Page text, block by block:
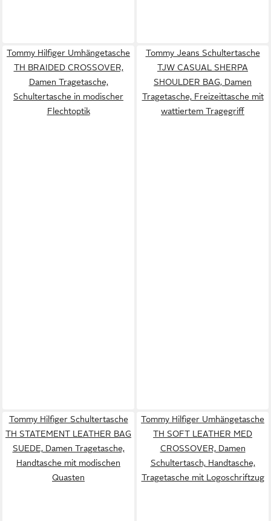
Tommy Hilfiger Umhängetasche
TH BRAIDED CROSSOVER,
Damen Tragetasche,
Schultertasche in modischer
Flechtoptik
Tommy Jeans Schultertasche
TJW CASUAL SHERPA
SHOULDER BAG, Damen
Tragetasche, Freizeittasche mit
wattiertem Tragegriff
Tommy Hilfiger Schultertasche
TH STATEMENT LEATHER BAG
SUEDE, Damen Tragetasche,
Handtasche mit modischen
Quasten
Tommy Hilfiger Umhängetasche
TH SOFT LEATHER MED
CROSSOVER, Damen
Schultertasch, Handtasche,
Tragetasche mit Logoschriftzug